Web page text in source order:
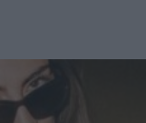
città!